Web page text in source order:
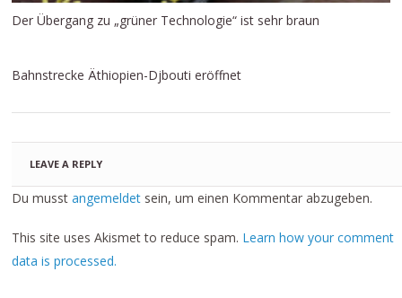
Der Übergang zu „grüner Technologie“ ist sehr braun
Bahnstrecke Äthiopien-Djbouti eröffnet
LEAVE A REPLY
Du musstangemeldet sein, um einen Kommentar abzugeben.
This site uses Akismet to reduce spam. Learn how your comment
data is processed.